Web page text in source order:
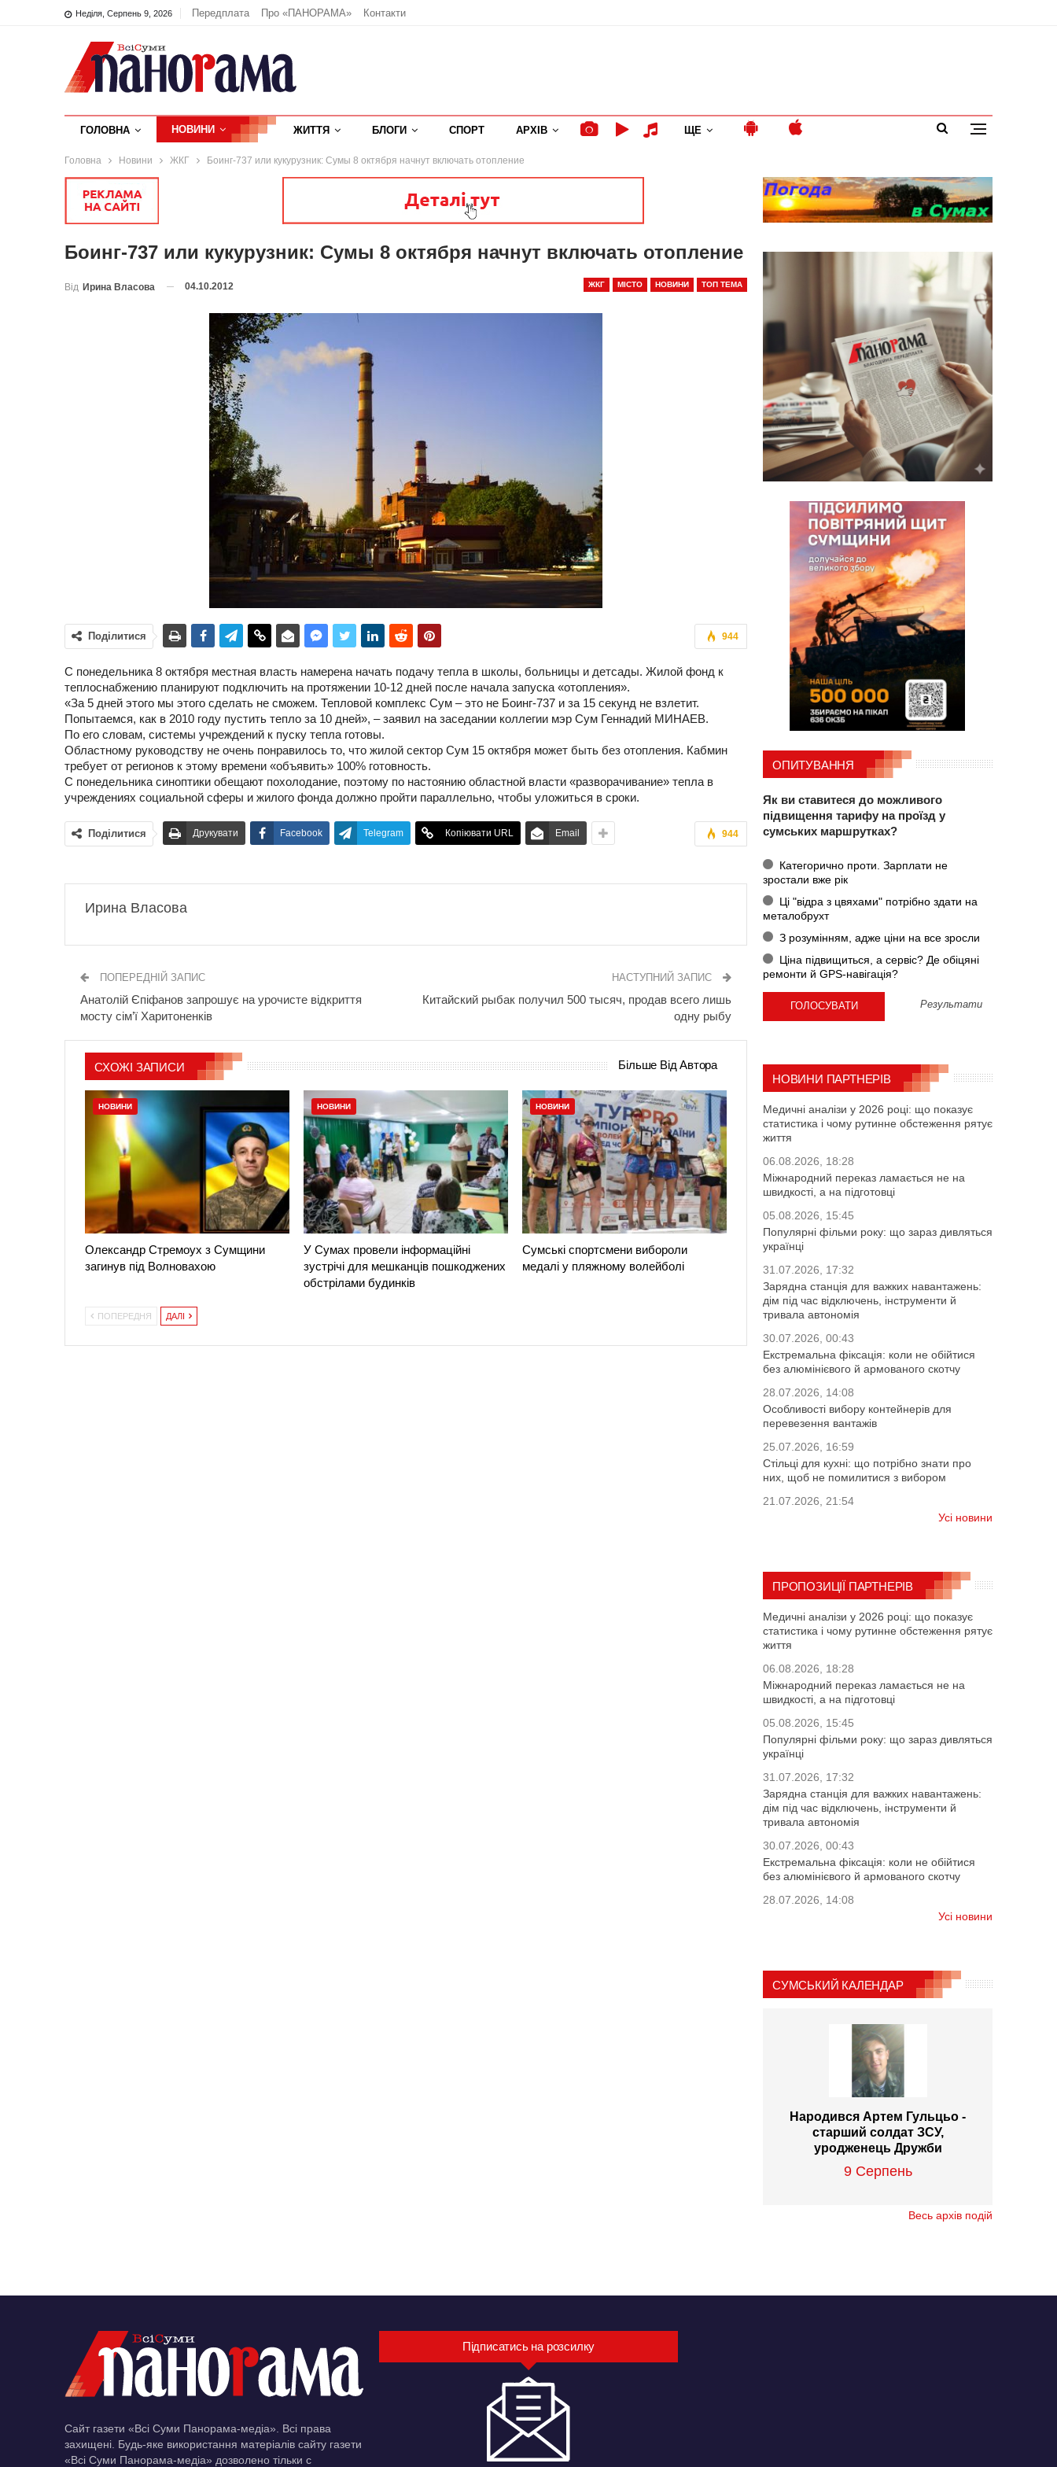
Неділя, Серпень 9, 2026 Передплата Про «ПАНОРАМА» Контакти
ГОЛОВНА НОВИНИ ЖИТТЯ БЛОГИ СПОРТ АРХІВ ЩЕ
Головна Новини ЖКГ Боинг-737 или кукурузник: Сумы 8 октября начнут включать отопление
Боинг-737 или кукурузник: Сумы 8 октября начнут включать отопление
ЖКГ МІСТО НОВИНИ ТОП ТЕМА
Від Ирина Власова 04.10.2012
944
Поділитися
С понедельника 8 октября местная власть намерена начать подачу тепла в школы, больницы и детсады. Жилой фонд к
теплоснабжению планируют подключить на протяжении 10-12 дней после начала запуска «отопления».
«За 5 дней этого мы этого сделать не сможем. Тепловой комплекс Сум – это не Боинг-737 и за 15 секунд не взлетит.
Попытаемся, как в 2010 году пустить тепло за 10 дней», – заявил на заседании коллегии мэр Сум Геннадий МИНАЕВ.
По его словам, системы учреждений к пуску тепла готовы.
Областному руководству не очень понравилось то, что жилой сектор Сум 15 октября может быть без отопления. Кабмин
требует от регионов к этому времени «объявить» 100% готовность.
С понедельника синоптики обещают похолодание, поэтому по настоянию областной власти «разворачивание» тепла в
учреждениях социальной сферы и жилого фонда должно пройти параллельно, чтобы уложиться в сроки.
944
Поділитися Друкувати Facebook Telegram Копіювати URL Email
Ирина Власова
ПОПЕРЕДНІЙ ЗАПИС
Анатолій Єпіфанов запрошує на урочисте відкриття
мосту сім’ї Харитоненків
НАСТУПНИЙ ЗАПИС
Китайский рыбак получил 500 тысяч, продав всего лишь
одну рыбу
СХОЖІ ЗАПИСИ Більше Від Автора
НОВИНИ
Олександр Стремоух з Сумщини
загинув під Волновахою
НОВИНИ
У Сумах провели інформаційні
зустрічі для мешканців пошкоджених
обстрілами будинків
НОВИНИ
Сумські спортсмени вибороли
медалі у пляжному волейболі
ПОПЕРЕДНЯ ДАЛІ
ОПИТУВАННЯ
Як ви ставитеся до можливого
підвищення тарифу на проїзд у
сумських маршрутках?
Категорично проти. Зарплати не
зростали вже рік
Ці "відра з цвяхами" потрібно здати на
металобрухт
З розумінням, адже ціни на все зросли
Ціна підвищиться, а сервіс? Де обіцяні
ремонти й GPS-навігація?
Результати
НОВИНИ ПАРТНЕРІВ
Медичні аналізи у 2026 році: що показує
статистика і чому рутинне обстеження рятує
життя
06.08.2026, 18:28
Міжнародний переказ ламається не на
швидкості, а на підготовці
05.08.2026, 15:45
Популярні фільми року: що зараз дивляться
українці
31.07.2026, 17:32
Зарядна станція для важких навантажень:
дім під час відключень, інструменти й
тривала автономія
30.07.2026, 00:43
Екстремальна фіксація: коли не обійтися
без алюмінієвого й армованого скотчу
28.07.2026, 14:08
Особливості вибору контейнерів для
перевезення вантажів
25.07.2026, 16:59
Стільці для кухні: що потрібно знати про
них, щоб не помилитися з вибором
21.07.2026, 21:54
Усі новини
ПРОПОЗИЦІЇ ПАРТНЕРІВ
Медичні аналізи у 2026 році: що показує
статистика і чому рутинне обстеження рятує
життя
06.08.2026, 18:28
Міжнародний переказ ламається не на
швидкості, а на підготовці
05.08.2026, 15:45
Популярні фільми року: що зараз дивляться
українці
31.07.2026, 17:32
Зарядна станція для важких навантажень:
дім під час відключень, інструменти й
тривала автономія
30.07.2026, 00:43
Екстремальна фіксація: коли не обійтися
без алюмінієвого й армованого скотчу
28.07.2026, 14:08
Усі новини
СУМСЬКИЙ КАЛЕНДАР
Народився Артем Гульцьо -
старший солдат ЗСУ,
уродженець Дружби
9 Серпень
Весь архів подій
Сайт газети «Всі Суми Панорама-медіа». Всі права
захищені. Будь-яке використання матеріалів сайту газети
«Всі Суми Панорама-медіа» дозволено тільки c
Підписатись на розсилку